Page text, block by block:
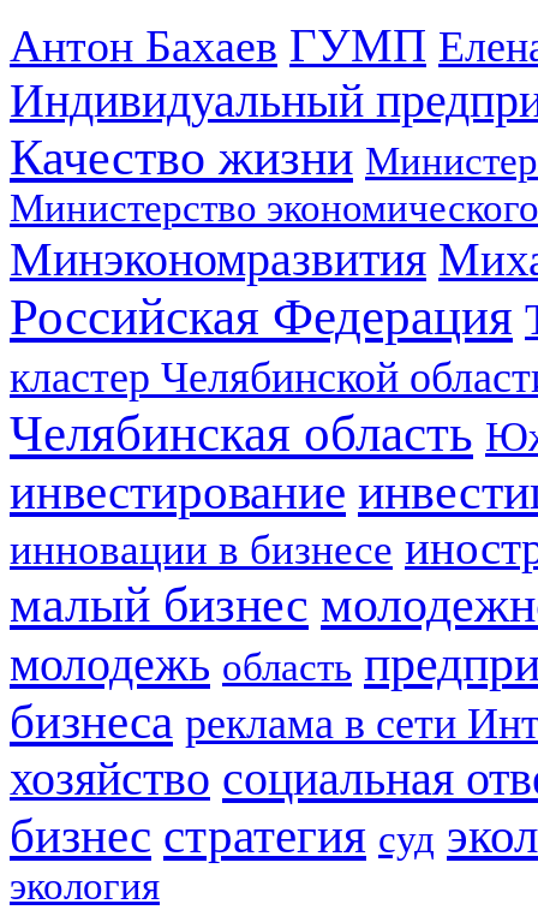
Антон Бахаев ГУМП
Индивидуальный
Качество жизни
Министерство
Минэкономразвития
Российская Федерация
кластер Челябинской
Челябинская область
инвестирование
инновации в бизнесе
малый бизнес
молодежь область
бизнеса реклама в сети
хозяйство социальная
бизнес стратегия суд
экология